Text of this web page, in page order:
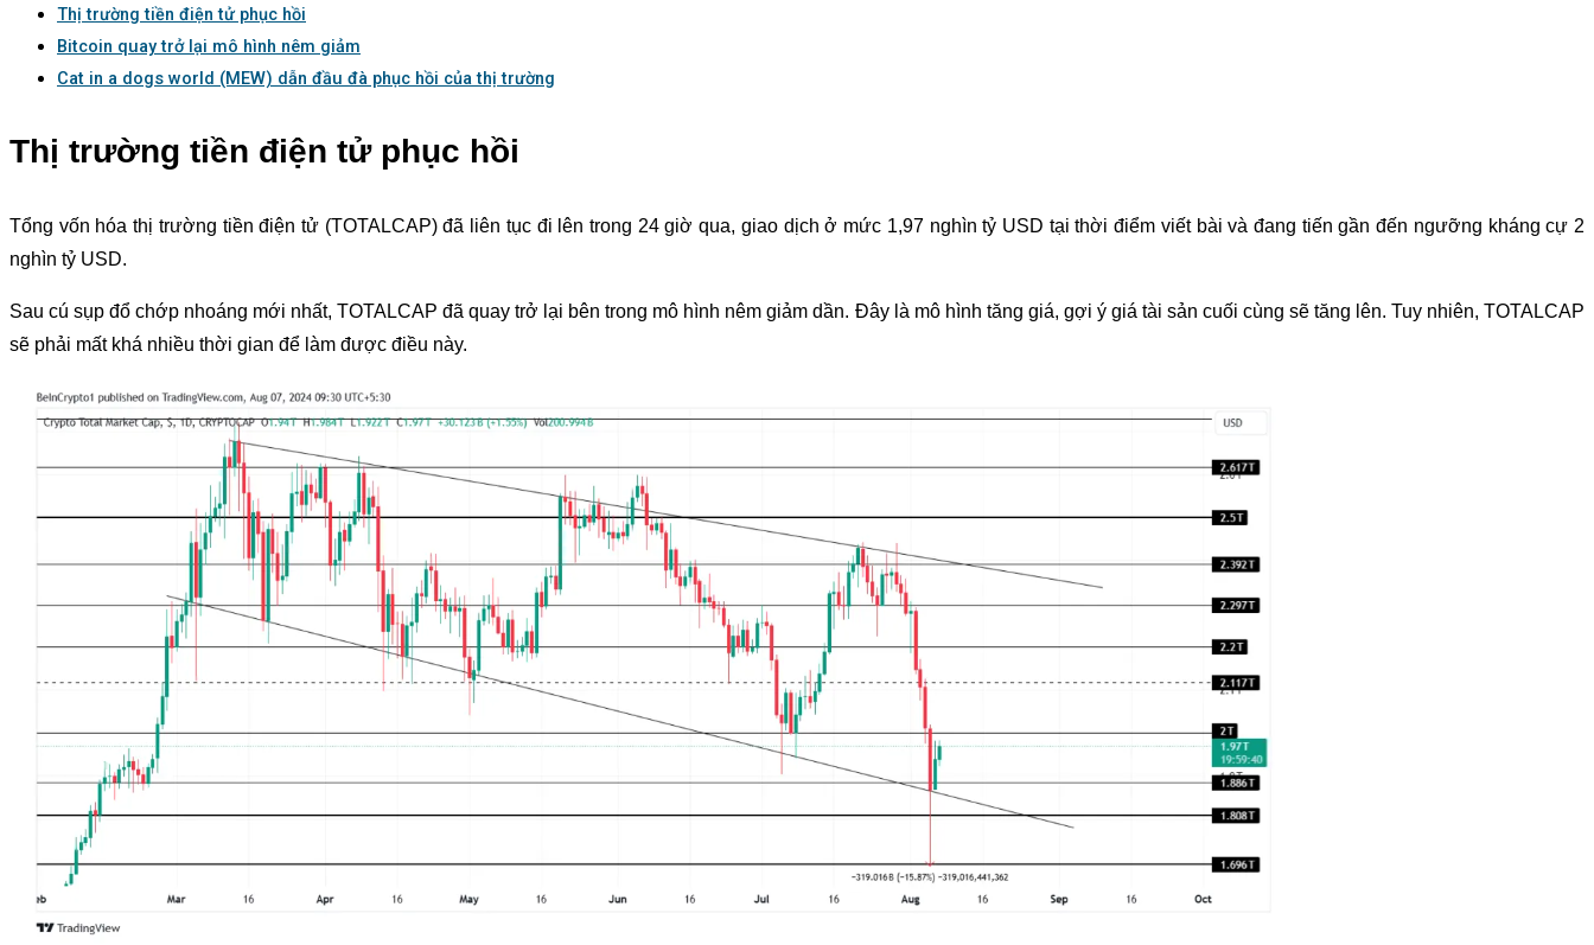
Thị trường tiền điện tử phục hồi
Bitcoin quay trở lại mô hình nêm giảm
Cat in a dogs world (MEW) dẫn đầu đà phục hồi của thị trường
Thị trường tiền điện tử phục hồi
Tổng vốn hóa thị trường tiền điện tử (TOTALCAP) đã liên tục đi lên trong 24 giờ qua, giao dịch ở mức 1,97 nghìn tỷ USD tại thời điểm viết bài và đang tiến gần đến ngưỡng kháng cự 2
nghìn tỷ USD.
Sau cú sụp đổ chớp nhoáng mới nhất, TOTALCAP đã quay trở lại bên trong mô hình nêm giảm dần. Đây là mô hình tăng giá, gợi ý giá tài sản cuối cùng sẽ tăng lên. Tuy nhiên, TOTALCAP
sẽ phải mất khá nhiều thời gian để làm được điều này.